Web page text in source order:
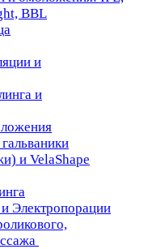
BBL
и
и
и VelaShape
Электропорации